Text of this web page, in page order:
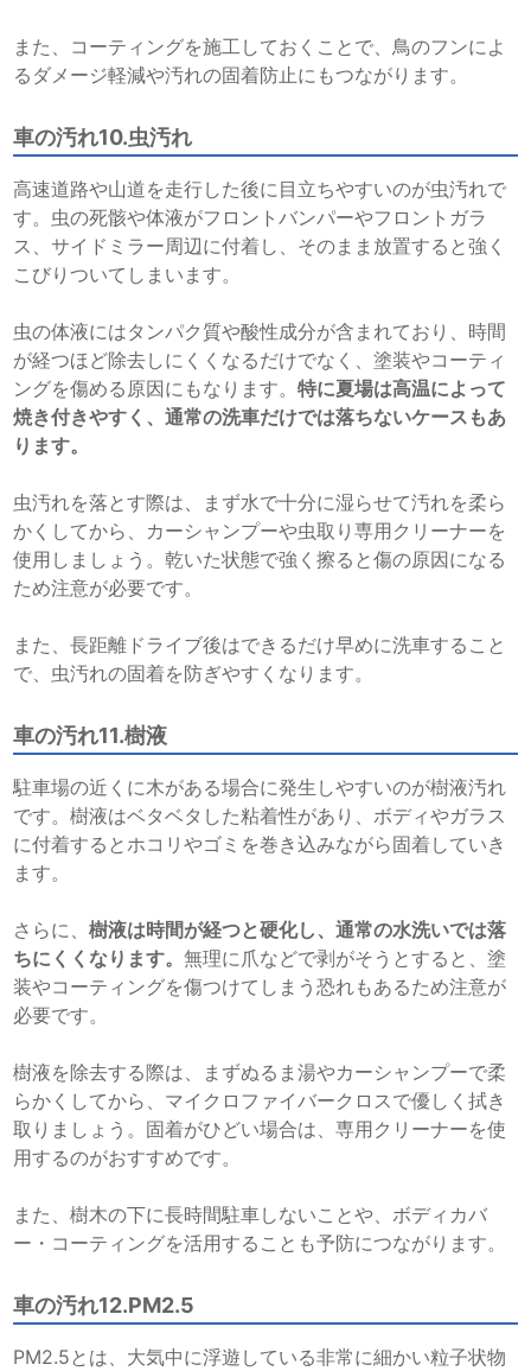
また、コーティングを施工しておくことで、鳥のフンによ
るダメージ軽減や汚れの固着防止にもつながります。
車の汚れ10.虫汚れ
高速道路や山道を走行した後に目立ちやすいのが虫汚れで
す。虫の死骸や体液がフロントバンパーやフロントガラ
ス、サイドミラー周辺に付着し、そのまま放置すると強く
こびりついてしまいます。
虫の体液にはタンパク質や酸性成分が含まれており、時間
が経つほど除去しにくくなるだけでなく、塗装やコーティ
ングを傷める原因にもなります。特に夏場は高温によって
焼き付きやすく、通常の洗車だけでは落ちないケースもあ
ります。
虫汚れを落とす際は、まず水で十分に湿らせて汚れを柔ら
かくしてから、カーシャンプーや虫取り専用クリーナーを
使用しましょう。乾いた状態で強く擦ると傷の原因になる
ため注意が必要です。
また、長距離ドライブ後はできるだけ早めに洗車すること
で、虫汚れの固着を防ぎやすくなります。
車の汚れ11.樹液
駐車場の近くに木がある場合に発生しやすいのが樹液汚れ
です。樹液はベタベタした粘着性があり、ボディやガラス
に付着するとホコリやゴミを巻き込みながら固着していき
ます。
さらに、樹液は時間が経つと硬化し、通常の水洗いでは落
ちにくくなります。無理に爪などで剥がそうとすると、塗
装やコーティングを傷つけてしまう恐れもあるため注意が
必要です。
樹液を除去する際は、まずぬるま湯やカーシャンプーで柔
らかくしてから、マイクロファイバークロスで優しく拭き
取りましょう。固着がひどい場合は、専用クリーナーを使
用するのがおすすめです。
また、樹木の下に長時間駐車しないことや、ボディカバ
ー・コーティングを活用することも予防につながります。
車の汚れ12.PM2.5
PM2.5とは、大気中に浮遊している非常に細かい粒子状物